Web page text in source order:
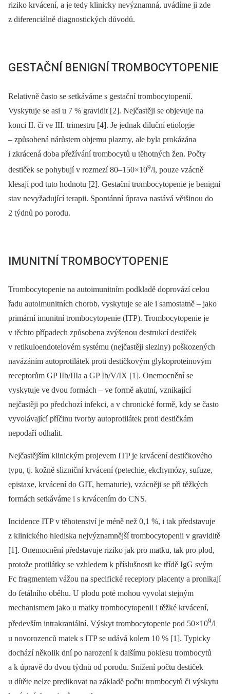
riziko krvácení, a je tedy klinicky nevýznamná, uvádíme ji zde
z diferenciálně diagnostických důvodů.
GESTAČNÍ BENIGNÍ TROMBOCYTOPENIE
Relativně často se setkáváme s gestační trombocytopenií.
Vyskytuje se asi u 7 % gravidit [2]. Nejčastěji se objevuje na
konci II. či ve III. trimestru [4]. Je jednak diluční etiologie
–⁠ způsobená nárůstem objemu plazmy, ale byla prokázána
i zkrácená doba přežívání trombocytů u těhotných žen. Počty
destiček se pohybují v rozmezí 80–150×109/l, pouze vzácně
klesají pod tuto hodnotu [2]. Gestační trombocytopenie je benigní
stav nevyžadující terapii. Spontánní úprava nastává většinou do
2 týdnů po porodu.
IMUNITNÍ TROMBOCYTOPENIE
Trombocytopenie na autoimunitním podkladě doprovází celou
řadu autoimunitních chorob, vyskytuje se ale i samostatně –⁠ jako
primární imunitní trombocytopenie (ITP). Trombocytopenie je
v těchto případech způsobena zvýšenou destrukcí destiček
v retikuloendotelovém systému (nejčastěji sleziny) poškozených
navázáním autoprotilátek proti destičkovým glykoproteinovým
receptorům GP IIb/IIIa a GP Ib/V/IX [1]. Onemocnění se
vyskytuje ve dvou formách –⁠ ve formě akutní, vznikající
nejčastěji po předchozí infekci, a v chronické formě, kdy se často
vyvolávající příčinu tvorby autoprotilátek proti destičkám
nepodaří odhalit.
Nejčastějším klinickým projevem ITP je krvácení destičkového
typu, tj. kožně slizniční krvácení (petechie, ekchymózy, sufuze,
epistaxe, krvácení do GIT, hematurie), vzácněji se při těžkých
formách setkáváme i s krvácením do CNS.
Incidence ITP v těhotenství je méně než 0,1 %, i tak představuje
z klinického hlediska nejvýznamnější trombocytopenii v graviditě
[1]. Onemocnění představuje riziko jak pro matku, tak pro plod,
protože protilátky se vzhledem k příslušnosti ke třídě IgG svým
Fc fragmentem vážou na specifické receptory placenty a pronikají
do fetálního oběhu. U plodu poté mohou vyvolat stejným
mechanismem jako u matky trombocytopenii i těžké krvácení,
především intrakraniální. Výskyt trombocytopenie pod 50×109/l
u novorozenců matek s ITP se udává kolem 10 % [1]. Typicky
dochází několik dní po narození k dalšímu poklesu trombocytů
a k úpravě do dvou týdnů od porodu. Snížení počtu destiček
u dítěte nelze predikovat na základě počtu trombocytů či výskytu